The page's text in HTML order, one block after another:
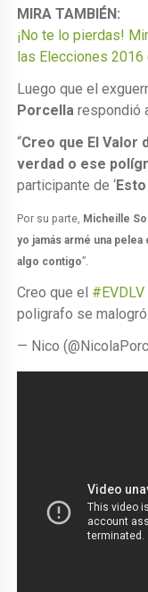
MIRA TAMBIÉN:
¡No te lo pierdas!
las Elecciones 2016
Luego que el
Porcella respondió
“Creo que El Valor
verdad o ese
participante de ‘
Por su parte, Micheille
yo jamás armé una
algo contigo”.
Creo que el #EVDLV
poligrafo se malogró
— Nico